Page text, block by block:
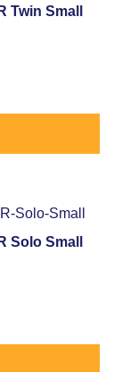
Twin Small
Solo Small